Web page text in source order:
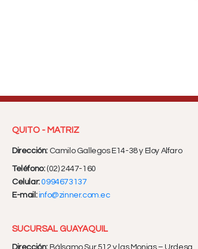
QUITO - MATRIZ
Dirección: Camilo Gallegos E14-38 y Eloy Alfaro
Teléfono:(02) 2447-160
Celular:0994673137
E-mail:info@zinner.com.ec
SUCURSAL GUAYAQUIL
Dirección: Bálsamo Sur 512 y las Monjas – Urdesa